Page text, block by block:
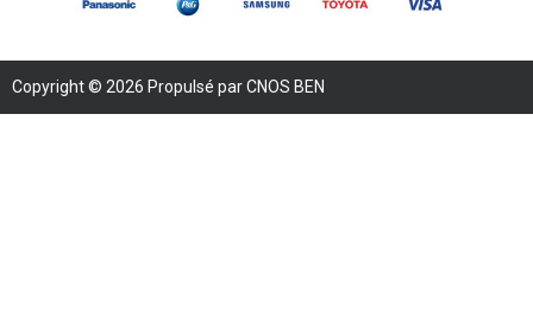
Copyright © 2026 Propulsé par CNOS BEN